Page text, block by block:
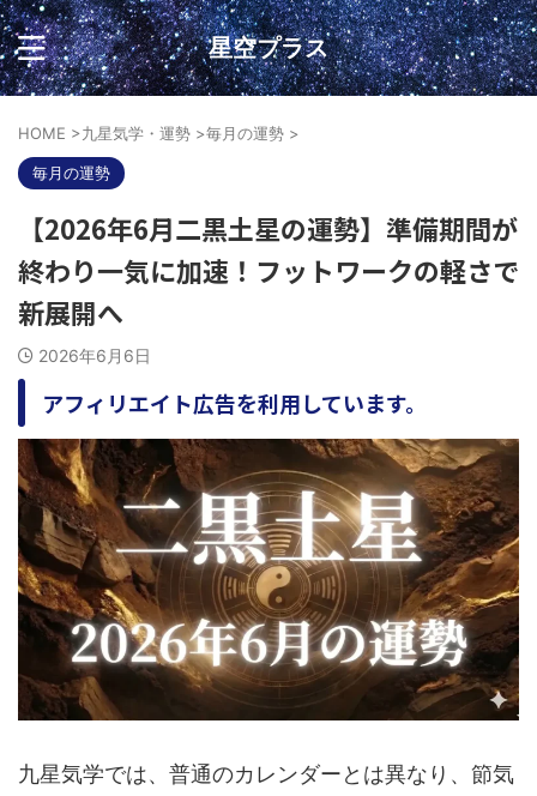
星空プラス
HOME >九星気学・運勢 >毎月の運勢 >
毎月の運勢
【2026年6月二黒土星の運勢】準備期間が
終わり一気に加速！フットワークの軽さで
新展開へ
2026年6月6日
アフィリエイト広告を利用しています。
九星気学では、普通のカレンダーとは異なり、節気